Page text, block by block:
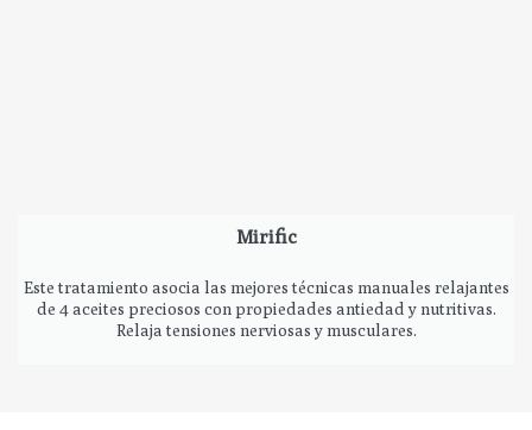
Mirific
Este tratamiento asocia las mejores técnicas manuales relajantes
de 4 aceites preciosos con propiedades antiedad y nutritivas.
Relaja tensiones nerviosas y musculares.